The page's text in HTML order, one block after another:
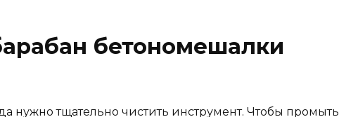
бетономешалки
нужно тщательно чистить инструмент. Чтобы промыть